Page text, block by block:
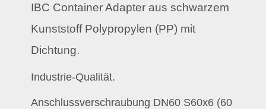
IBC Container Adapter aus schwarzem
Kunststoff Polypropylen (PP) mit
Dichtung.
Industrie-Qualität.
Anschlussverschraubung DN60 S60x6 (60